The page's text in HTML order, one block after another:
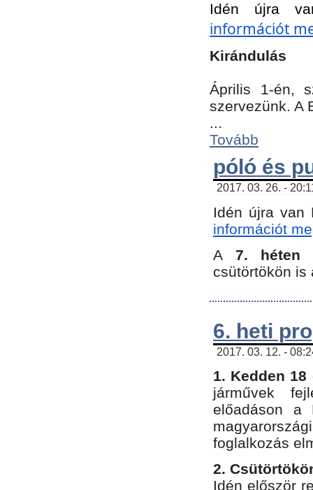
Idén újra
információt
Kirándulás
Április 1-én,
szervezünk. A
...
Tovább
póló és
2017. 03. 26. -
Idén újra van
információt
A 7. héten
csütörtökön is
6. heti
2017. 03. 12. -
1. Kedden 18
járművek
előadáson a
foglalkozás
2.
Idén először